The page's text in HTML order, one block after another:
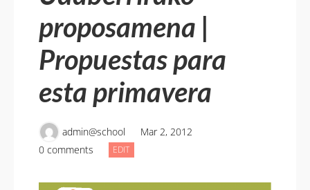
proposamena |
Propuestas para
esta primavera
admin@school
Mar 2, 2012
0 comments
EDITUDABERRIRAKO
PROPOSAMENA
PARA